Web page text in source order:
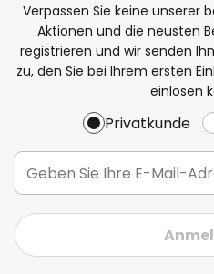
Verpassen Sie keine unserer
Aktionen und die neusten
registrieren und wir senden
zu, den Sie bei Ihrem ersten
einlösen
Privatkunde